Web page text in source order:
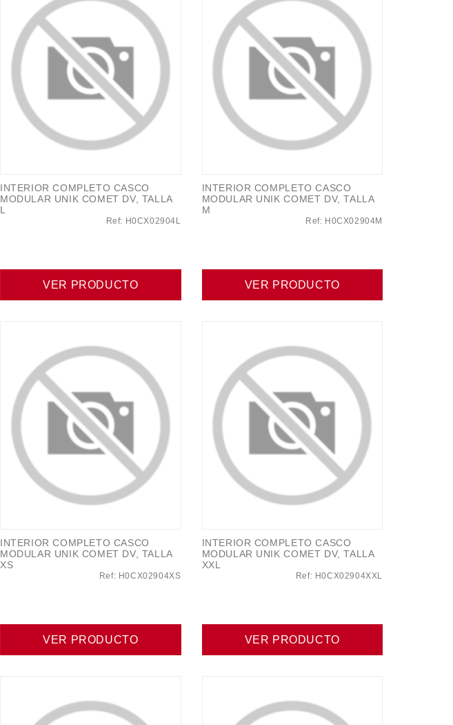
INTERIOR COMPLETO CASCO
MODULAR UNIK COMET DV, TALLA
L
Ref: H0CX02904L
VER PRODUCTO
INTERIOR COMPLETO CASCO
MODULAR UNIK COMET DV, TALLA
M
Ref: H0CX02904M
VER PRODUCTO
INTERIOR COMPLETO CASCO
MODULAR UNIK COMET DV, TALLA
XS
Ref: H0CX02904XS
VER PRODUCTO
INTERIOR COMPLETO CASCO
MODULAR UNIK COMET DV, TALLA
XXL
Ref: H0CX02904XXL
VER PRODUCTO